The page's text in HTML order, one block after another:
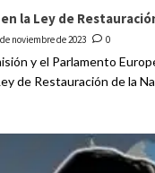
la Ley de
noviembre de 2023 0
y el Parlamento
de Restauración de la